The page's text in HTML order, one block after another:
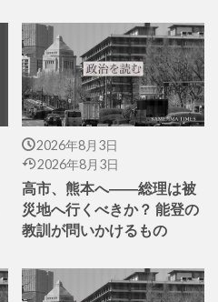
2026年8月3日
2026年8月3日
高市、熊本へ――総理は被
災地へ行くべきか？ 能登の
教訓が問いかけるもの